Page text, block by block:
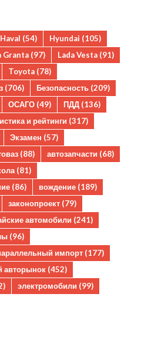
Haval (54) Hyundai (105)
Granta (97) Lada Vesta (91)
Toyota (78)
(706) Безопасность (209)
ОСАГО (49) ПДД (136)
и рейтинги (317)
Экзамен (57)
(88) автозапчасти (68)
(81)
(86) вождение (189)
законопроект (79)
автомобили (241)
(96)
импорт (177)
авторынок (452)
электромобили (99)